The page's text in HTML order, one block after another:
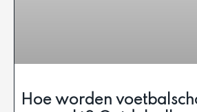
Hoe worden